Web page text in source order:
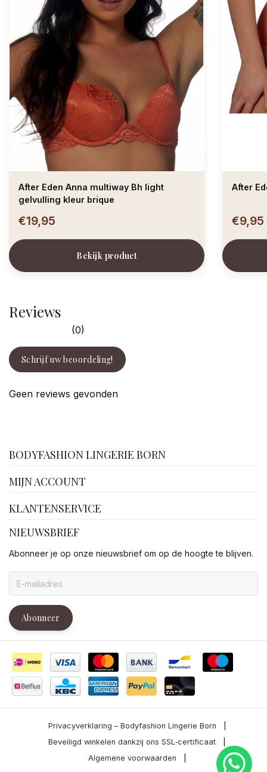
After Eden Anna multiway Bh light
gelvulling kleur brique
€19,95
Bekijk product
€9,95
Reviews
(0)
Schrijf uw beoordeling!
Geen reviews gevonden
BODYFASHION LINGERIE BORN
MIJN ACCOUNT
KLANTENSERVICE
NIEUWSBRIEF
Abonneer je op onze nieuwsbrief om op de hoogte te blijven.
Abonneer
Privacyverklaring – Bodyfashion Lingerie Born
Beveiligd winkelen dankzij ons SSL‑certificaat
Algemene voorwaarden